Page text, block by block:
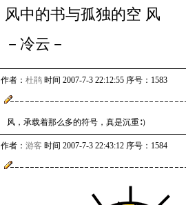
风中的书与孤独的空 风
－冷云－
作者： 杜鹃 时间 2007-7-3 22:12:55 序号：1583
风，承载着那么多的符号，真是沉重∶）
作者： 游客 时间 2007-7-3 22:43:12 序号：1584